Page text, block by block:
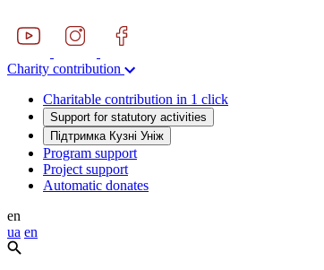
Charity contribution
Charitable contribution in 1 click
Support for statutory activities
Підтримка Кузні Уніж
Program support
Project support
Automatic donates
en
ua en